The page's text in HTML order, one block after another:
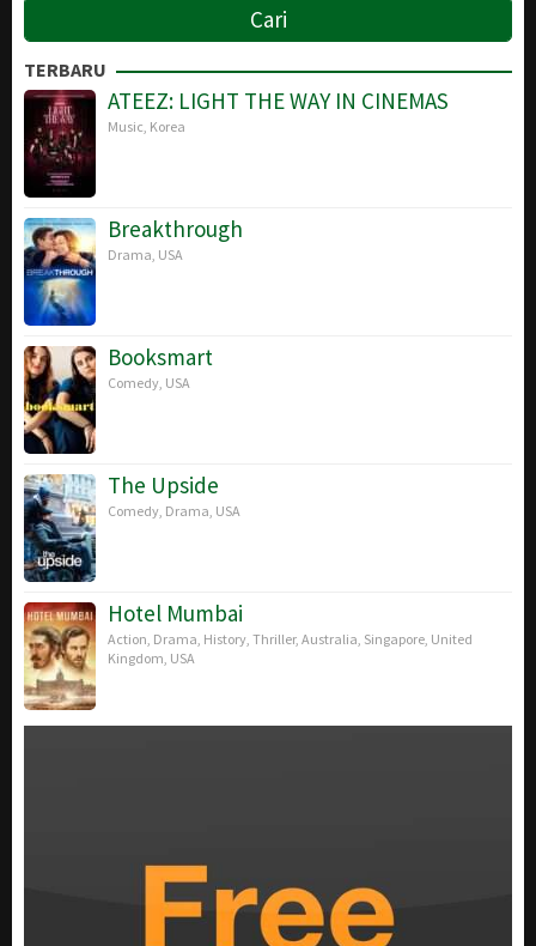
TERBARU
ATEEZ: LIGHT THE WAY IN CINEMAS
Music Korea
Breakthrough
Drama USA
Booksmart
Comedy USA
The Upside
Comedy Drama USA
Hotel Mumbai
Action Drama History Thriller, Australia Singapore United
Kingdom USA